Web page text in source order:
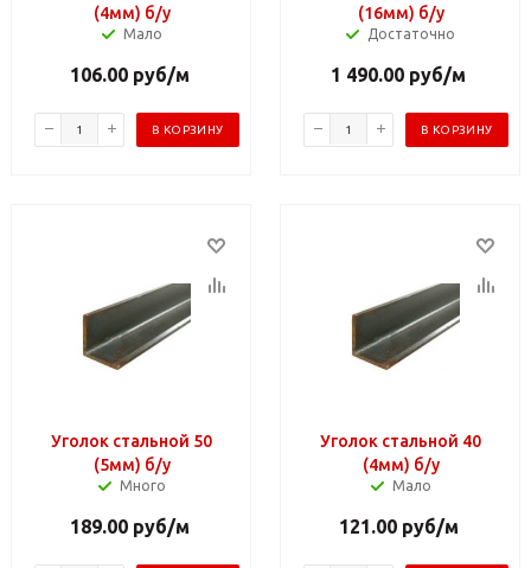
(4мм) б/у
Мало
106.00руб/м
В КОРЗИНУ
(16мм) б/у
Достаточно
1 490.00 руб/м
В КОРЗИНУ
Уголок стальной 50
(5мм) б/у
Много
189.00руб/м
Уголок стальной 40
(4мм) б/у
Мало
121.00руб/м